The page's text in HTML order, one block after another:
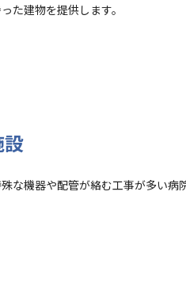
た建物を提供します。
な機器や配管が絡む工事が多い